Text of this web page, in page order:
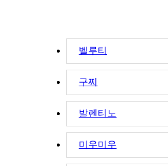
벨루티
구찌
발렌티노
미우미우